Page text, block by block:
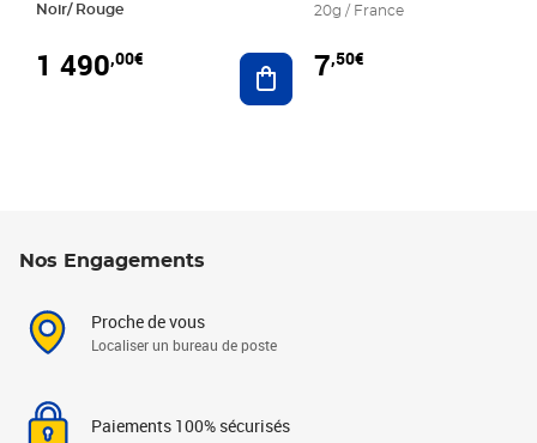
Noir/ Rouge
1 490,00€ Ajouter au panier
20g / France
7,50€
Nos Engagements
Proche de vous
Localiser un bureau de poste
Paiements 100% sécurisés